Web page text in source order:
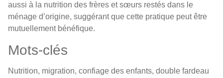
aussi à la nutrition des frères et sœurs restés dans le
ménage d’origine, suggérant que cette pratique peut être
mutuellement bénéfique.
Mots-clés
Nutrition, migration, confiage des enfants, double fardeau